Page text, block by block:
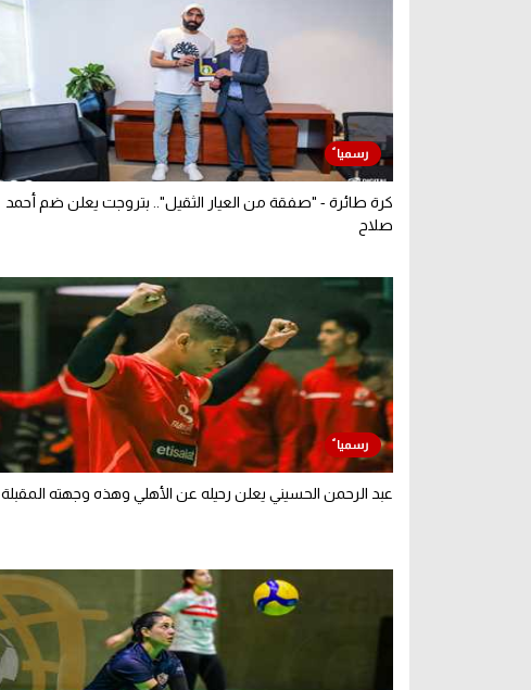
كرة طائرة - "صفقة من العيار الثقيل".. بتروجت يعلن ضم أحمد
صلاح
عبد الرحمن الحسيني يعلن رحيله عن الأهلي وهذه وجهته المقبلة